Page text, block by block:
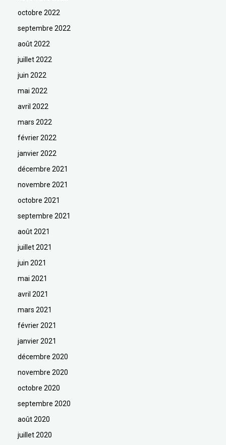
octobre 2022
septembre 2022
août 2022
juillet 2022
juin 2022
mai 2022
avril 2022
mars 2022
février 2022
janvier 2022
décembre 2021
novembre 2021
octobre 2021
septembre 2021
août 2021
juillet 2021
juin 2021
mai 2021
avril 2021
mars 2021
février 2021
janvier 2021
décembre 2020
novembre 2020
octobre 2020
septembre 2020
août 2020
juillet 2020